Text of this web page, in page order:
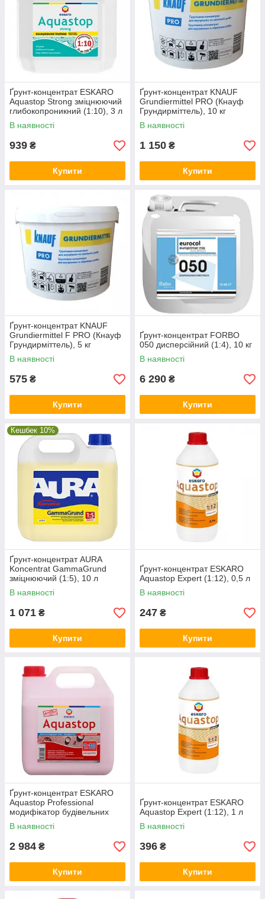
Ґрунт-концентрат ESKARO
Aquastop Strong зміцнюючий
глибокопроникний (1:10), 3 л
В наявності
939 ₴
Купити
Ґрунт-концентрат KNAUF
Grundiermittel PRO (Кнауф
Грундирміттель), 10 кг
В наявності
1 150 ₴
Купити
Ґрунт-концентрат KNAUF
Grundiermittel F PRO (Кнауф
Грундирміттель), 5 кг
В наявності
575 ₴
Купити
Ґрунт-концентрат FORBO
050 дисперсійний (1:4), 10 кг
В наявності
6 290 ₴
Купити
Кешбек 10%
Ґрунт-концентрат AURA
Koncentrat GammaGrund
зміцнюючий (1:5), 10 л
В наявності
1 071 ₴
Купити
Ґрунт-концентрат ESKARO
Aquastop Expert (1:12), 0,5 л
В наявності
247 ₴
Купити
Ґрунт-концентрат ESKARO
Aquastop Professional
модифікатор будівельних
розчинів (1:10), 10 л
В наявності
2 984 ₴
Купити
Ґрунт-концентрат ESKARO
Aquastop Expert (1:12), 1 л
В наявності
396 ₴
Купити